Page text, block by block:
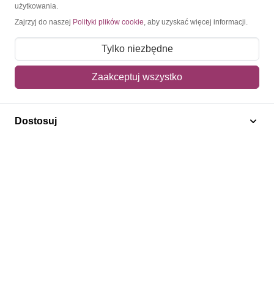
Moje konto
Moje zamówienia
Mój koszyk
Adres dostawy
Polecamy
użytkowania.
Zajrzyj do naszej Polityki plików cookie, aby uzyskać więcej informacji.
Tylko niezbędne
Zaakceptuj wszystko
Dostosuj